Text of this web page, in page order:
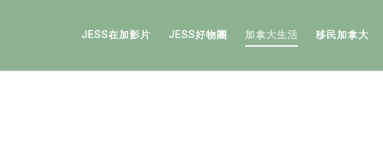
JESS在加影片 JESS好物團 加拿大生活 移民加拿大